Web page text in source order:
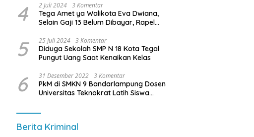
Lampung
4 2 Juli 2024 3 Komentar
Tega Amet ya Walikota Eva Dwiana,
Selain Gaji 13 Belum Dibayar, Rapel
Dibayar
5 25 Juli 2024 3 Komentar
Diduga Sekolah SMP N 18 Kota Tegal
Pungut Uang Saat Kenaikan Kelas
6 31 Desember 2022 3 Komentar
PkM di SMKN 9 Bandarlampung Dosen
Universitas Teknokrat Latih Siswa
Berita Kriminal